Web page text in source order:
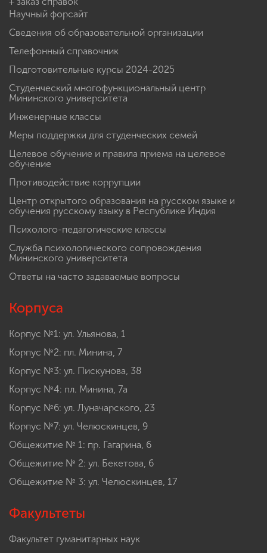
Электронная информационно-образовательная среда
+ заказ справок
Научный форсайт
Сведения об образовательной организации
Телефонный справочник
Подготовительные курсы 2024-2025
Мининского университета
Инженерные классы
Меры поддержки для студенческих семей
обучение
Противодействие коррупции
обучения русскому языку в Республике Индия
Психолого-педагогические классы
Мининского университета
Корпуса
Корпус №1: ул. Ульянова, 1
Корпус №2: пл. Минина, 7
Корпус №3: ул. Пискунова, 38
Корпус №4: пл. Минина, 7а
Корпус №6: ул. Луначарского, 23
Корпус №7: ул. Челюскинцев, 9
Общежитие № 1: пр. Гагарина, 6
Общежитие № 2: ул. Бекетова, 6
Факультеты